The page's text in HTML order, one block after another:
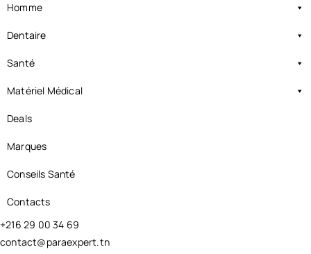
Homme
Dentaire
Santé
Matériel Médical
Deals
Marques
Conseils Santé
Contacts
+216 29 00 34 69
contact@paraexpert.tn